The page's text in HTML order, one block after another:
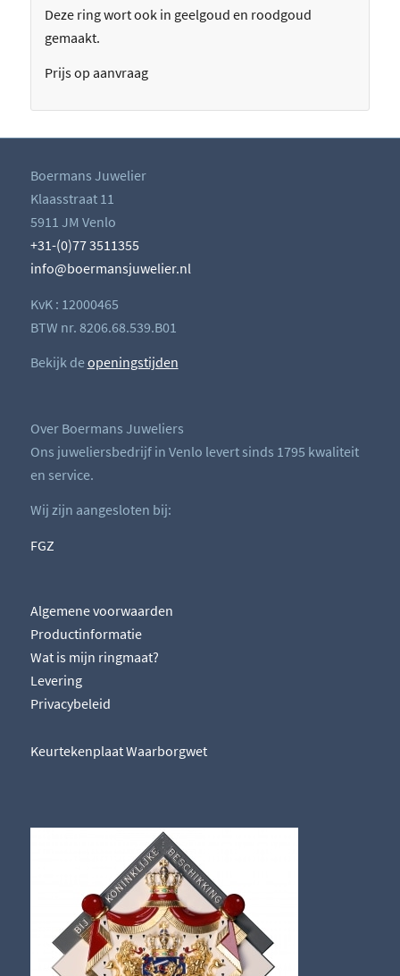
Deze ring wort ook in geelgoud en roodgoud
gemaakt.
Prijs op aanvraag
Boermans Juwelier
Klaasstraat 11
5911 JM Venlo
+31-(0)77 3511355
info@boermansjuwelier.nl
KvK : 12000465
BTW nr. 8206.68.539.B01
Bekijk deopeningstijden
Over Boermans Juweliers
Ons juweliersbedrijf in Venlo levert sinds 1795 kwaliteit
en service.
Wij zijn aangesloten bij:
FGZ
Algemene voorwaarden
Productinformatie
Wat is mijn ringmaat?
Levering
Privacybeleid
Keurtekenplaat Waarborgwet